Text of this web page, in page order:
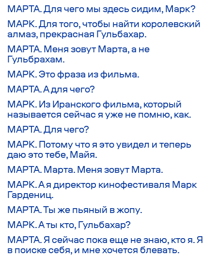
МАРТА. Для чего мы здесь сидим, Марк?
МАРК. Для того, чтобы найти королевский
алмаз, прекрасная Гульбахар.
МАРТА. Меня зовут Марта, а не
Гульбрахам.
МАРК. Это фраза из фильма.
МАРТА. А для чего?
МАРК. Из Иранского фильма, который
называется сейчас я уже не помню, как.
МАРТА. Для чего?
МАРК. Потому что я это увидел и теперь
даю это тебе, Майя.
МАРТА. Марта. Меня зовут Марта.
МАРК. А я директор кинофестиваля Марк
Гардениц.
МАРТА. Ты же пьяный в жопу.
МАРК. А ты кто, Гульбахар?
МАРТА. Я сейчас пока еще не знаю, кто я. Я
в поиске себя, и мне хочется блевать.